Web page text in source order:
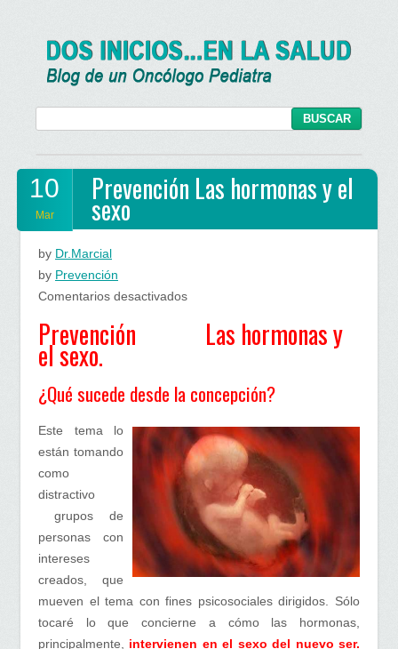
10
Mar
Prevención Las hormonas y el
sexo
by Dr.Marcial
by Prevención
Comentarios desactivadosen
el
Prevención Las hormonas y
el sexo.
¿Qué sucede desde la concepción?
Este tema lo
están tomando
como
distractivo
grupos de
personas con
intereses
creados, que
mueven el tema con fines psicosociales dirigidos. Sólo
tocaré lo que concierne a cómo las hormonas,
principalmente, intervienen en el sexo del nuevo ser.